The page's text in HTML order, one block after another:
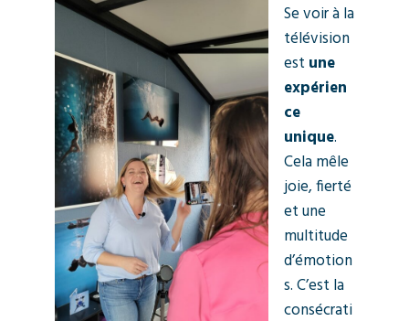
Se voir à la
télévision
est une
expérien
ce
unique.
Cela mêle
joie, fierté
et une
multitude
d’émotion
s. C’est la
consécrati